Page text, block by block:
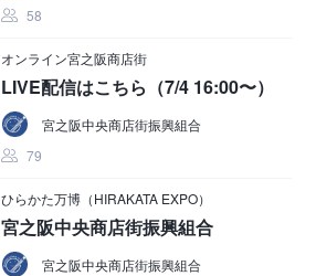
58
オンライン宮之阪商店街
LIVE配信はこちら（7/4 16:00〜）
宮之阪中央商店街振興組合
79
ひらかた万博（HIRAKATA EXPO）
宮之阪中央商店街振興組合
宮之阪中央商店街振興組合